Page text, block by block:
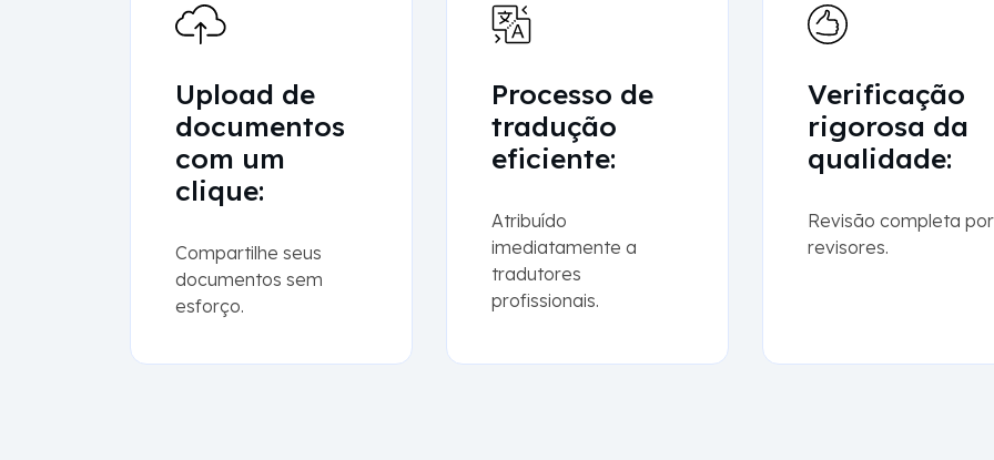
Upload de
documentos
com um
clique:
Compartilhe seus
documentos sem
esforço.
Processo de
tradução
eficiente:
Atribuído
imediatamente a
tradutores
profissionais.
Verificação
rigorosa da
qualidade:
Revisão completa por
revisores.